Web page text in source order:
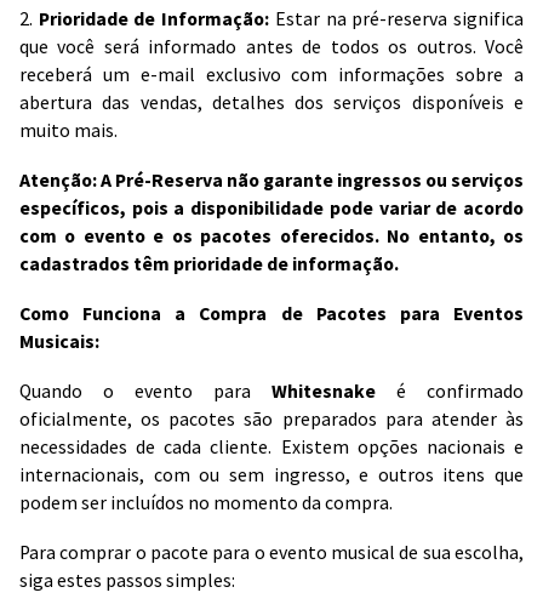
2. Prioridade de Informação: Estar na pré-reserva significa
que você será informado antes de todos os outros. Você
receberá um e-mail exclusivo com informações sobre a
abertura das vendas, detalhes dos serviços disponíveis e
muito mais.
Atenção: A Pré-Reserva não garante ingressos ou serviços
específicos, pois a disponibilidade pode variar de acordo
com o evento e os pacotes oferecidos. No entanto, os
cadastrados têm prioridade de informação.
Como Funciona a Compra de Pacotes para Eventos
Musicais:
Quando o evento para Whitesnake é confirmado
oficialmente, os pacotes são preparados para atender às
necessidades de cada cliente. Existem opções nacionais e
internacionais, com ou sem ingresso, e outros itens que
podem ser incluídos no momento da compra.
Para comprar o pacote para o evento musical de sua escolha,
siga estes passos simples: